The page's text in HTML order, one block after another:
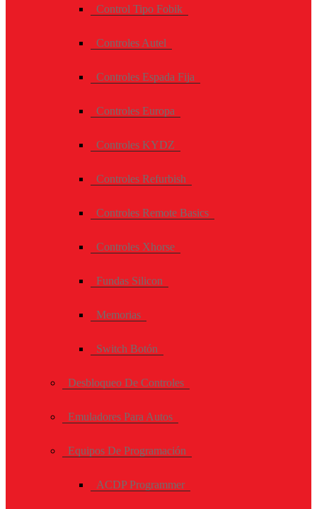
Control Tipo Fobik
Controles Autel
Controles Espada Fija
Controles Europa
Controles KYDZ
Controles Refurbish
Controles Remote Basics
Controles Xhorse
Fundas Silicon
Memorias
Switch Botón
Desbloqueo De Controles
Emuladores Para Autos
Equipos De Programación
ACDP Programmer